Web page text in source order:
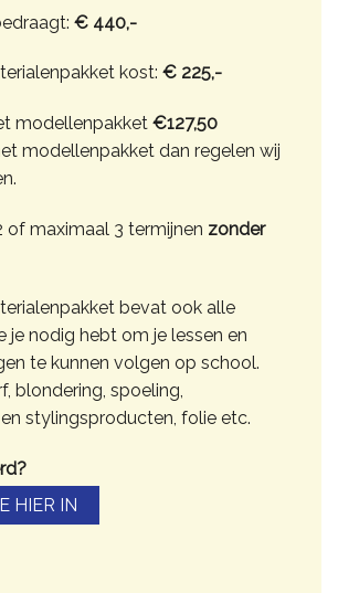
€ 440,-
kost: € 225,-
modellenpakket €127,50
modellenpakket dan regelen wij
of maximaal 3 termijnen zonder
bevat ook alle
je nodig hebt om je lessen en
te kunnen volgen op school.
blondering, spoeling,
stylingsproducten, folie etc.
HIER IN